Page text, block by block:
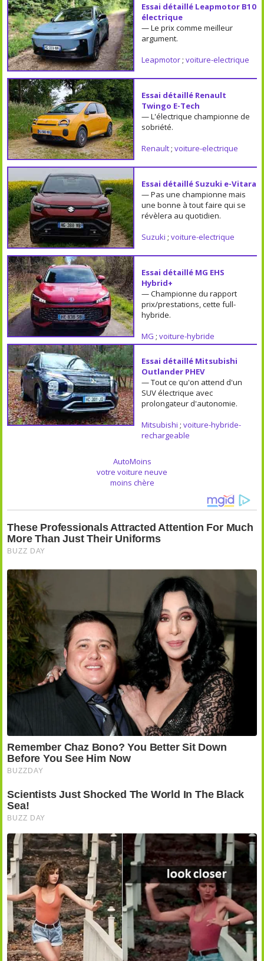
Essai détaillé Leapmotor B10
électrique
— Le prix comme meilleur
argument.
Leapmotor; voiture-electrique
Essai détaillé Renault
Twingo E-Tech
— L'électrique championne de
sobriété.
Renault; voiture-electrique
Essai détaillé Suzuki e-Vitara
— Pas une championne mais
une bonne à tout faire qui se
révèlera au quotidien.
Suzuki ; voiture-electrique
Essai détaillé MG EHS
Hybrid+
— Championne du rapport
prix/prestations, cette full-
hybride.
MG ; voiture-hybride
Essai détaillé Mitsubishi
Outlander PHEV
— Tout ce qu'on attend d'un
SUV électrique avec
prolongateur d'autonomie.
Mitsubishi ; voiture-hybride-
rechargeable
AutoMoins
votre voiture neuve
moins chère